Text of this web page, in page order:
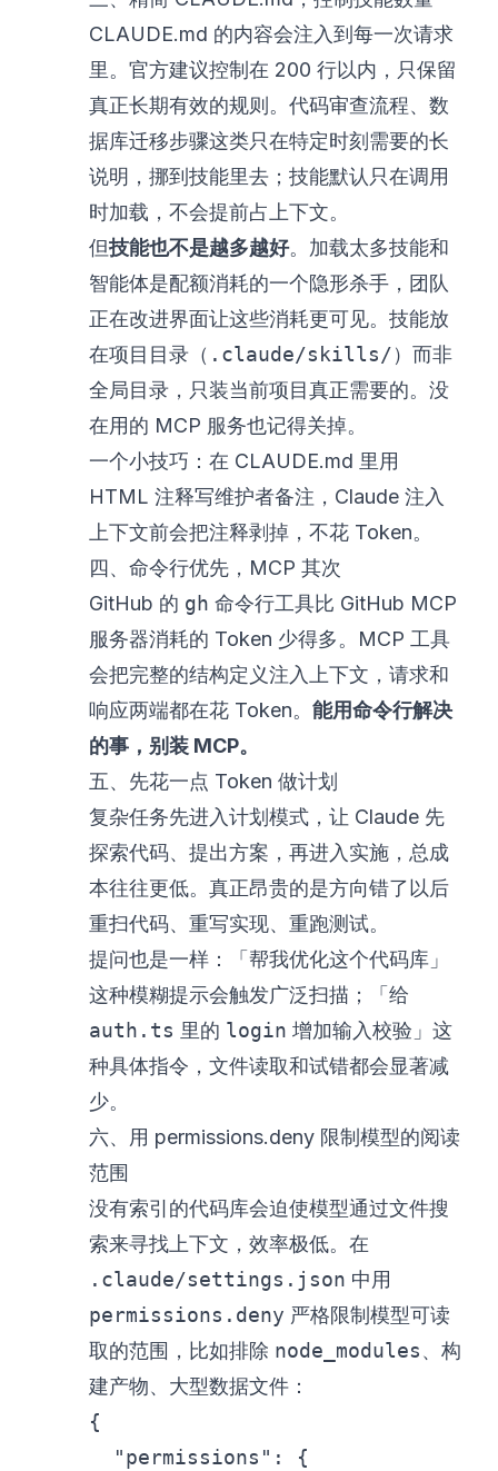
CLAUDE.md 的内容会注入到每一次请求
里。官方建议控制在 200 行以内，只保留
真正长期有效的规则。代码审查流程、数
据库迁移步骤这类只在特定时刻需要的长
说明，挪到技能里去；技能默认只在调用
时加载，不会提前占上下文。
但技能也不是越多越好。加载太多技能和
智能体是配额消耗的一个隐形杀手，团队
正在改进界面让这些消耗更可见。技能放
在项目目录（ .claude/skills/）而非
全局目录，只装当前项目真正需要的。没
在用的 MCP 服务也记得关掉。
一个小技巧：在 CLAUDE.md 里用
HTML 注释写维护者备注，Claude 注入
上下文前会把注释剥掉，不花 Token。
四、命令行优先，MCP 其次
GitHub 的 gh 命令行工具比 GitHub MCP
服务器消耗的 Token 少得多。MCP 工具
会把完整的结构定义注入上下文，请求和
响应两端都在花 Token。 能用命令行解决
的事，别装 MCP。
五、先花一点 Token 做计划
复杂任务先进入计划模式，让 Claude 先
探索代码、提出方案，再进入实施，总成
本往往更低。真正昂贵的是方向错了以后
重扫代码、重写实现、重跑测试。
提问也是一样：「帮我优化这个代码库」
这种模糊提示会触发广泛扫描；「给
auth.ts 里的 login 增加输入校验」这
种具体指令，文件读取和试错都会显著减
少。
六、用 permissions.deny 限制模型的阅读
范围
没有索引的代码库会迫使模型通过文件搜
索来寻找上下文，效率极低。在
.claude/settings.json 中用
permissions.deny 严格限制模型可读
取的范围，比如排除 node_modules、构
建产物、大型数据文件：
{
"permissions" :
{